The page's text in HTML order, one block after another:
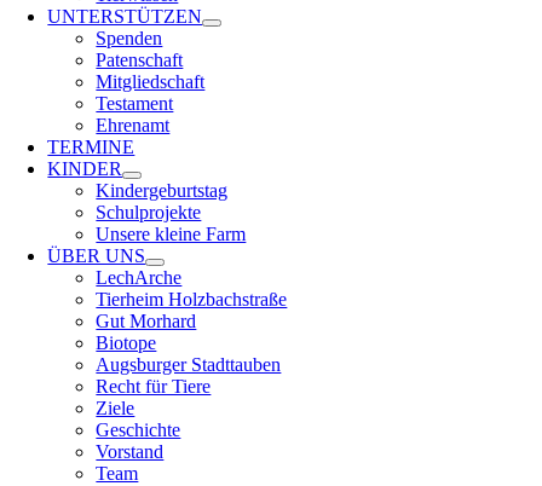
UNTERSTÜTZEN
Spenden
Patenschaft
Mitgliedschaft
Testament
Ehrenamt
TERMINE
KINDER
Kindergeburtstag
Schulprojekte
Unsere kleine Farm
ÜBER UNS
LechArche
Tierheim Holzbachstraße
Gut Morhard
Biotope
Augsburger Stadttauben
Recht für Tiere
Ziele
Geschichte
Vorstand
Team